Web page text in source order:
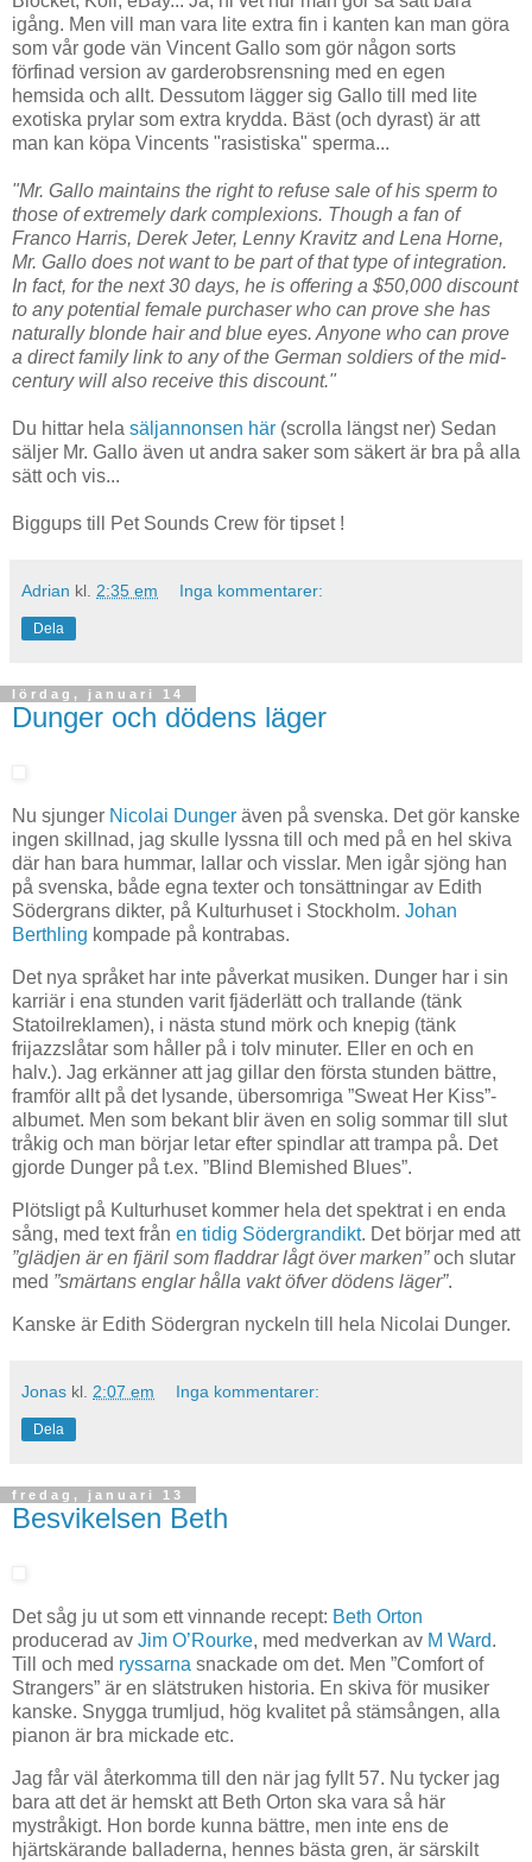
igång. Men vill man vara lite extra fin i kanten kan man göra
som vår gode vän Vincent Gallo som gör någon sorts
förfinad version av garderobsrensning med en egen
hemsida och allt. Dessutom lägger sig Gallo till med lite
exotiska prylar som extra krydda. Bäst (och dyrast) är att
man kan köpa Vincents "rasistiska" sperma...
"Mr. Gallo maintains the right to refuse sale of his sperm to
those of extremely dark complexions. Though a fan of
Franco Harris, Derek Jeter, Lenny Kravitz and Lena Horne,
Mr. Gallo does not want to be part of that type of integration.
In fact, for the next 30 days, he is offering a $50,000 discount
to any potential female purchaser who can prove she has
naturally blonde hair and blue eyes. Anyone who can prove
a direct family link to any of the German soldiers of the mid-
century will also receive this discount."
Du hittar hela säljannonsen här (scrolla längst ner) Sedan
säljer Mr. Gallo även ut andra saker som säkert är bra på alla
sätt och vis...
Biggups till Pet Sounds Crew för tipset !
Adrian kl. 2:35 em Inga kommentarer:
Dela
lördag, januari 14
Dunger och dödens läger
Nu sjunger Nicolai Dunger även på svenska. Det gör kanske
ingen skillnad, jag skulle lyssna till och med på en hel skiva
där han bara hummar, lallar och visslar. Men igår sjöng han
på svenska, både egna texter och tonsättningar av Edith
Södergrans dikter, på Kulturhuset i Stockholm. Johan
Berthling kompade på kontrabas.
Det nya språket har inte påverkat musiken. Dunger har i sin
karriär i ena stunden varit fjäderlätt och trallande (tänk
Statoilreklamen), i nästa stund mörk och knepig (tänk
frijazzslåtar som håller på i tolv minuter. Eller en och en
halv.). Jag erkänner att jag gillar den första stunden bättre,
framför allt på det lysande, übersomriga ”Sweat Her Kiss”-
albumet. Men som bekant blir även en solig sommar till slut
tråkig och man börjar letar efter spindlar att trampa på. Det
gjorde Dunger på t.ex. ”Blind Blemished Blues”.
Plötsligt på Kulturhuset kommer hela det spektrat i en enda
sång, med text från en tidig Södergrandikt. Det börjar med att
”glädjen är en fjäril som fladdrar lågt över marken”och slutar
med ”smärtans englar hålla vakt öfver dödens läger”.
Kanske är Edith Södergran nyckeln till hela Nicolai Dunger.
Jonas kl. 2:07 em Inga kommentarer:
Dela
fredag, januari 13
Besvikelsen Beth
Det såg ju ut som ett vinnande recept: Beth Orton
producerad av Jim O’Rourke, med medverkan av M Ward.
Till och med ryssarna snackade om det. Men ”Comfort of
Strangers” är en slätstruken historia. En skiva för musiker
kanske. Snygga trumljud, hög kvalitet på stämsången, alla
pianon är bra mickade etc.
Jag får väl återkomma till den när jag fyllt 57. Nu tycker jag
bara att det är hemskt att Beth Orton ska vara så här
mystråkigt. Hon borde kunna bättre, men inte ens de
hjärtskärande balladerna, hennes bästa gren, är särskilt